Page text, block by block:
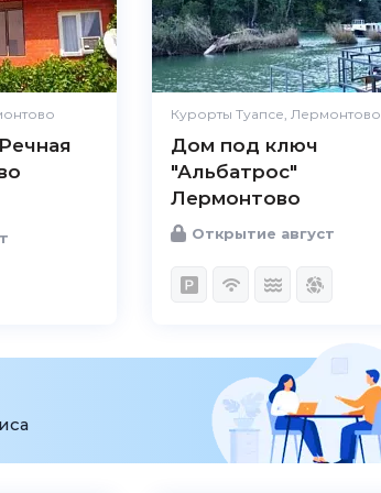
Расположение Великолепно
Удобства Великолепно
Цена /
Великолепно
Персонал Великолепно
Курорты Туапсе, Лермонтово
Дом под ключ
"Альбатрос"
Лермонтово
Открытие август